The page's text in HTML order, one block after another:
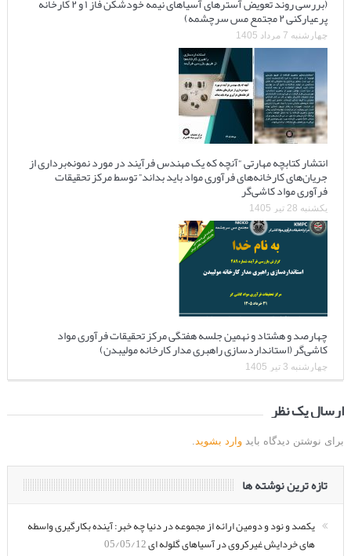
پرعیارکنی ۲ مجتمع مس سرچشمه)
چهارشنبه 7 مرداد 1405
انتشار کتابچه مهارتی “آنچه که یک مهندس فرآیند در مورد نمونه‌برداری از
جریان‌های کارخانه‌های فرآوری مواد باید بداند” توسط مرکز تحقیقات
فرآوری مواد کاشی‌گر
یکشنبه 28 تیر 1405
چهارصد و هشتاد و نهمین جلسه هفتگی مرکز تحقیقات فرآوری مواد
کاشی‌گر (استانداردسازی راهبری مدار کارخانه مولیبدن)
چهارشنبه 3 تیر 1405
ارسال یک نظر
برای نوشتن دیدگاه باید وارد بشوید
تازه ترین نوشته ها
یکصد و نود و دومین ارائه از مجموعه در دنیا چه خبر: آینده بکارگیری واسطه
های خردایش غیرکروی در آسیاهای گلوله ای05/05/12